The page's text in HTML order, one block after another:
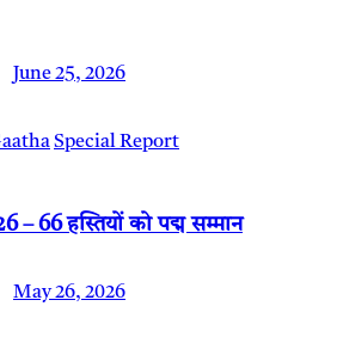
June 25, 2026
Special Report
– 66 हस्तियों को पद्म सम्मान
May 26, 2026